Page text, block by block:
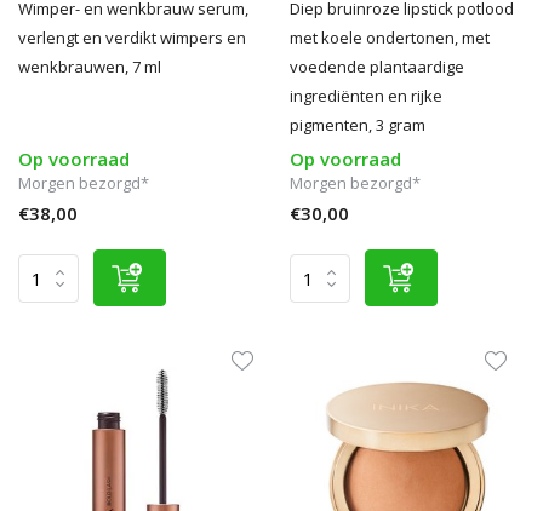
Wimper- en wenkbrauw serum,
verlengt en verdikt wimpers en
wenkbrauwen, 7 ml
Op voorraad
Morgen bezorgd*
€38,00
Diep bruinroze lipstick potlood
met koele ondertonen, met
voedende plantaardige
ingrediënten en rijke
pigmenten, 3 gram
Op voorraad
Morgen bezorgd*
€30,00